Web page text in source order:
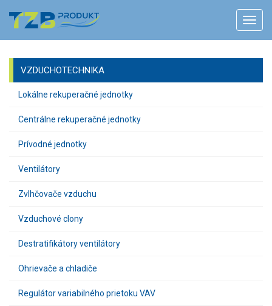
VZDUCHOTECHNIKA
Lokálne rekuperačné jednotky
Centrálne rekuperačné jednotky
Prívodné jednotky
Ventilátory
Zvlhčovače vzduchu
Vzduchové clony
Destratifikátory ventilátory
Ohrievače a chladiče
Regulátor variabilného prietoku VAV